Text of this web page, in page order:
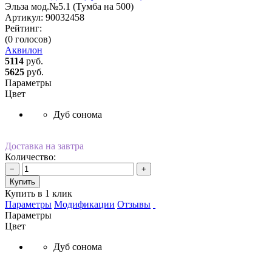
Эльза мод.№5.1 (Тумба на 500)
Артикул: 90032458
Рейтинг:
(0 голосов)
Аквилон
5114 руб.
5625 руб.
Параметры
Цвет
Дуб сонома
Доставка на завтра
Количество:
−
+
Купить
Купить в 1 клик
Параметры Модификации Отзывы
Параметры
Цвет
Дуб сонома